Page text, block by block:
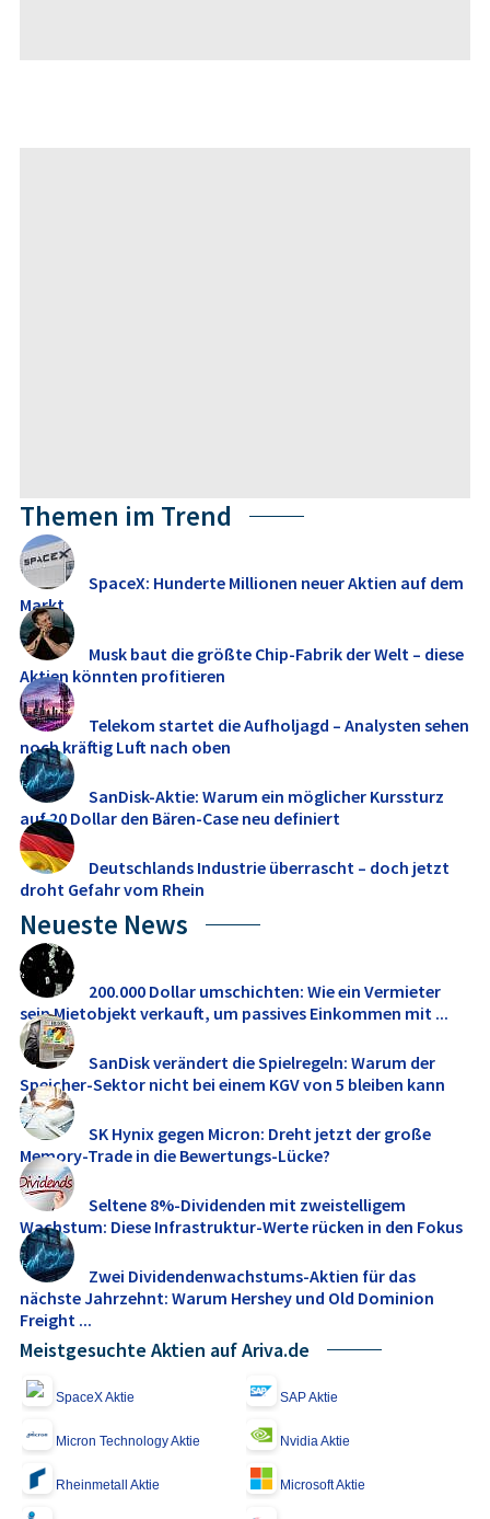
Themen im Trend
SpaceX: Hunderte Millionen neuer Aktien auf dem
Markt
Musk baut die größte Chip-Fabrik der Welt – diese
Aktien könnten profitieren
Telekom startet die Aufholjagd – Analysten sehen
noch kräftig Luft nach oben
SanDisk-Aktie: Warum ein möglicher Kurssturz
auf 20 Dollar den Bären-Case neu definiert
Deutschlands Industrie überrascht – doch jetzt
droht Gefahr vom Rhein
Neueste News
200.000 Dollar umschichten: Wie ein Vermieter
sein Mietobjekt verkauft, um passives Einkommen mit ...
SanDisk verändert die Spielregeln: Warum der
Speicher-Sektor nicht bei einem KGV von 5 bleiben kann
SK Hynix gegen Micron: Dreht jetzt der große
Memory‑Trade in die Bewertungs-Lücke?
Seltene 8%-Dividenden mit zweistelligem
Wachstum: Diese Infrastruktur-Werte rücken in den Fokus
Zwei Dividendenwachstums-Aktien für das
nächste Jahrzehnt: Warum Hershey und Old Dominion
Freight ...
Meistgesuchte Aktien auf Ariva.de
SpaceX Aktie SAP Aktie
Micron Technology Aktie Nvidia Aktie
Rheinmetall Aktie Microsoft Aktie